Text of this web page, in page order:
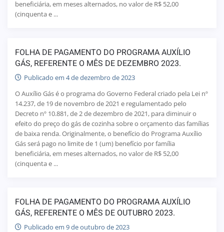
beneficiária, em meses alternados, no valor de R$ 52,00
(cinquenta e ...
FOLHA DE PAGAMENTO DO PROGRAMA AUXÍLIO
GÁS, REFERENTE O MÊS DE DEZEMBRO 2023.
Publicado em 4 de dezembro de 2023
O Auxílio Gás é o programa do Governo Federal criado pela Lei nº
14.237, de 19 de novembro de 2021 e regulamentado pelo
Decreto nº 10.881, de 2 de dezembro de 2021, para diminuir o
efeito do preço do gás de cozinha sobre o orçamento das famílias
de baixa renda. Originalmente, o benefício do Programa Auxílio
Gás será pago no limite de 1 (um) benefício por família
beneficiária, em meses alternados, no valor de R$ 52,00
(cinquenta e ...
FOLHA DE PAGAMENTO DO PROGRAMA AUXÍLIO
GÁS, REFERENTE O MÊS DE OUTUBRO 2023.
Publicado em 9 de outubro de 2023